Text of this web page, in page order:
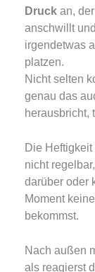
Druck an,
anschwillt
irgendetwas
platzen.
Nicht selten
genau das
herausbricht,
Die
nicht
darüber oder
Moment
bekommst.
Nach außen
als reagierst